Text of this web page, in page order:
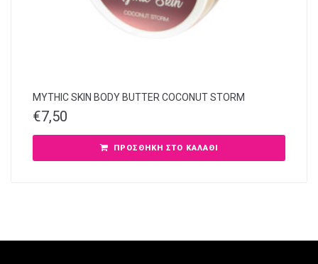
MYTHIC SKIN BODY BUTTER COCONUT STORM
€7,50
ΠΡΟΣΘΉΚΗ ΣΤΟ ΚΑΛΆΘΙ